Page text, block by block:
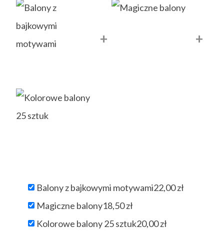
+ +
Balony z bajkowymi motywami22,00zł
Magiczne balony18,50zł
Kolorowe balony 25 sztuk20,00zł